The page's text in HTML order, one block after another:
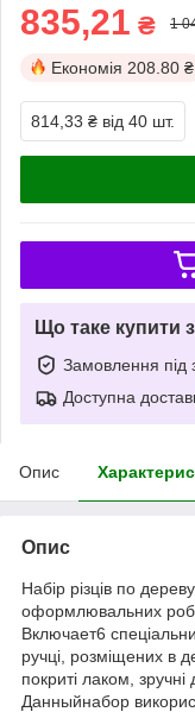
835,21 ₴ 1
Економія 208.80 ₴
814,33 ₴ від 40 шт.
Що таке купити
Замовлення під
Доступна
Опис
Опис
Набір різців по
оформлювальних
Включает6
ручці, розміщених в
покриті лаком,
Данныйнабор